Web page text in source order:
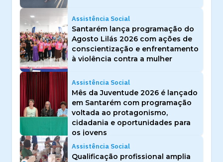
Assistência Social
Santarém lança programação do
Agosto Lilás 2026 com ações de
conscientização e enfrentamento
à violência contra a mulher
Assistência Social
Mês da Juventude 2026 é lançado
em Santarém com programação
voltada ao protagonismo,
cidadania e oportunidades para
os jovens
Assistência Social
Qualificação profissional amplia